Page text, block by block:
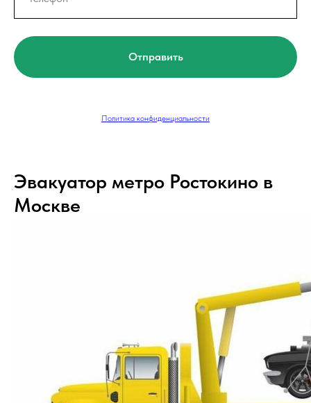
Отправить
Политика конфиденциальности
Эвакуатор метро Ростокино в
Москве